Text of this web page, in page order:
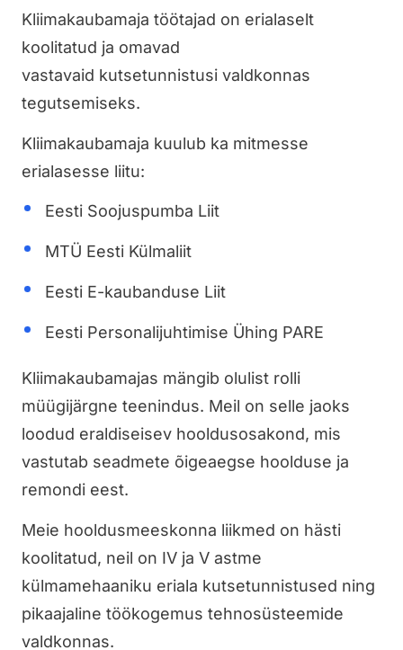
Kliimakaubamaja töötajad on erialaselt
koolitatud ja omavad
vastavaid kutsetunnistusi valdkonnas
tegutsemiseks.
Kliimakaubamaja kuulub ka mitmesse
erialasesse liitu:
Eesti Soojuspumba Liit
MTÜ Eesti Külmaliit
Eesti E-kaubanduse Liit
Eesti Personalijuhtimise Ühing PARE
Kliimakaubamajas mängib olulist rolli
müügijärgne teenindus. Meil on selle jaoks
loodud eraldiseisev hooldusosakond, mis
vastutab seadmete õigeaegse hoolduse ja
remondi eest.
Meie hooldusmeeskonna liikmed on hästi
koolitatud, neil on IV ja V astme
külmamehaaniku eriala kutsetunnistused ning
pikaajaline töökogemus tehnosüsteemide
valdkonnas.